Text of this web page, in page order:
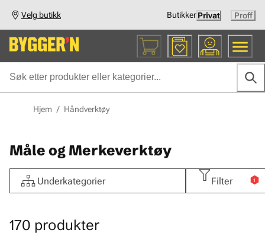
Velg butikk ButikkerPrivat Proff
Hjem / Håndverktøy
Måle og Merkeverktøy
Underkategorier Filter 1
170 produkter